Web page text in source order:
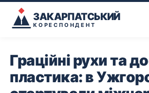
ЗАКАРПАТСЬКИЙ
КОРЕСПОНДЕНТ
Граційні рухи та
пластика: в